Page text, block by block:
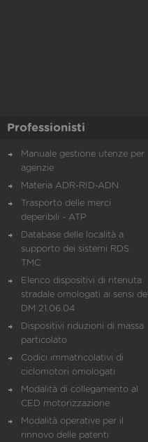
Professionisti
Manuale gestione utenze per
agenzie
Materia ADR-RID-ADN
Trasporto delle merci
deperibili - ATP
Database delle località a
supporto dei sistemi RDS
TMC
Elenco dispositivi di ritenuta
stradale omologati ai sensi del
DM 21.06.04
Dispositivi riduzioni di massa
particolato
Codici immatricolativi di
ciclomotori omologati
Modalità di collegamento al
CED motorizzazione
Modalità operative per il
rinnovo delle patenti